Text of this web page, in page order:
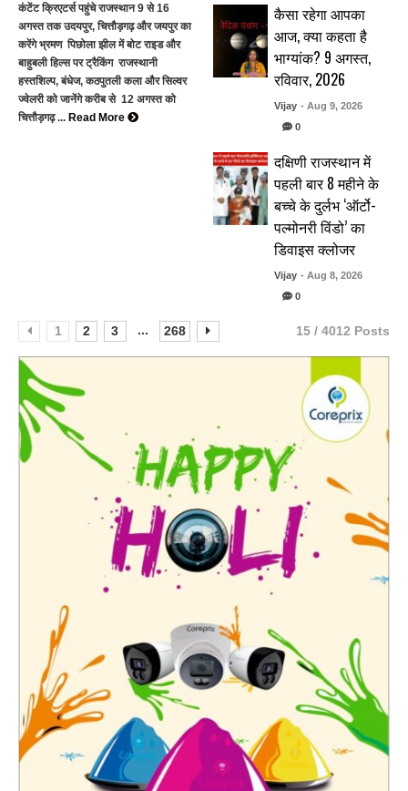
कंटेंट क्रिएटर्स पहुंचे राजस्थान 9 से 16
अगस्त तक उदयपुर, चित्तौड़गढ़ और जयपुर का
करेंगे भ्रमण पिछोला झील में बोट राइड और
बाहुबली हिल्स पर ट्रैकिंग राजस्थानी
हस्तशिल्प, बंधेज, कठपुतली कला और सिल्वर
ज्वेलरी को जानेंगे करीब से 12 अगस्त को
चित्तौड़गढ़ ... Read More
कैसा रहेगा आपका
आज, क्या कहता है
भाग्यांक? 9 अगस्त,
रविवार, 2026
Vijay - Aug 9, 2026
0
दक्षिणी राजस्थान में
पहली बार 8 महीने के
बच्चे के दुर्लभ ‘ऑर्टो-
पल्मोनरी विंडो’ का
डिवाइस क्लोजर
Vijay - Aug 8, 2026
0
1 2 3 ... 268 15 / 4012 Posts